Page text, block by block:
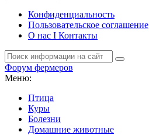
Конфиденциальность
Пользовательское соглашение
О нас I Контакты
Форум фермеров
Меню:
Птица
Куры
Болезни
Домашние животные